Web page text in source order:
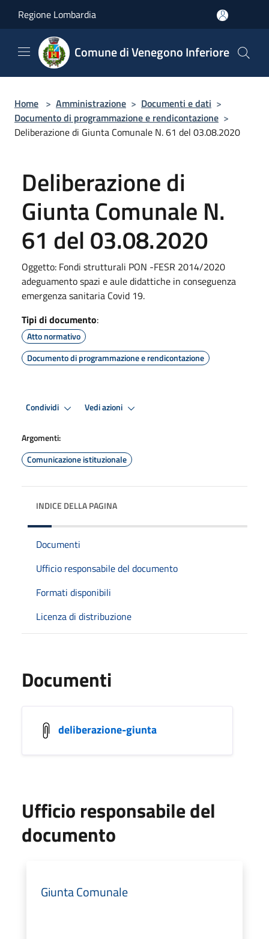
Regione Lombardia
Comune di Venegono Inferiore
Home > Amministrazione > Documenti e dati >
Documento di programmazione e rendicontazione >
Deliberazione di Giunta Comunale N. 61 del 03.08.2020
Deliberazione di
Giunta Comunale N.
61 del 03.08.2020
Oggetto: Fondi strutturali PON -FESR 2014/2020
adeguamento spazi e aule didattiche in conseguenza
emergenza sanitaria Covid 19.
Tipi di documento:
Atto normativo
Documento di programmazione e rendicontazione
Condividi Vedi azioni
Argomenti:
Comunicazione istituzionale
INDICE DELLA PAGINA
Documenti
Ufficio responsabile del documento
Formati disponibili
Licenza di distribuzione
Documenti
deliberazione-giunta
Ufficio responsabile del
documento
Giunta Comunale